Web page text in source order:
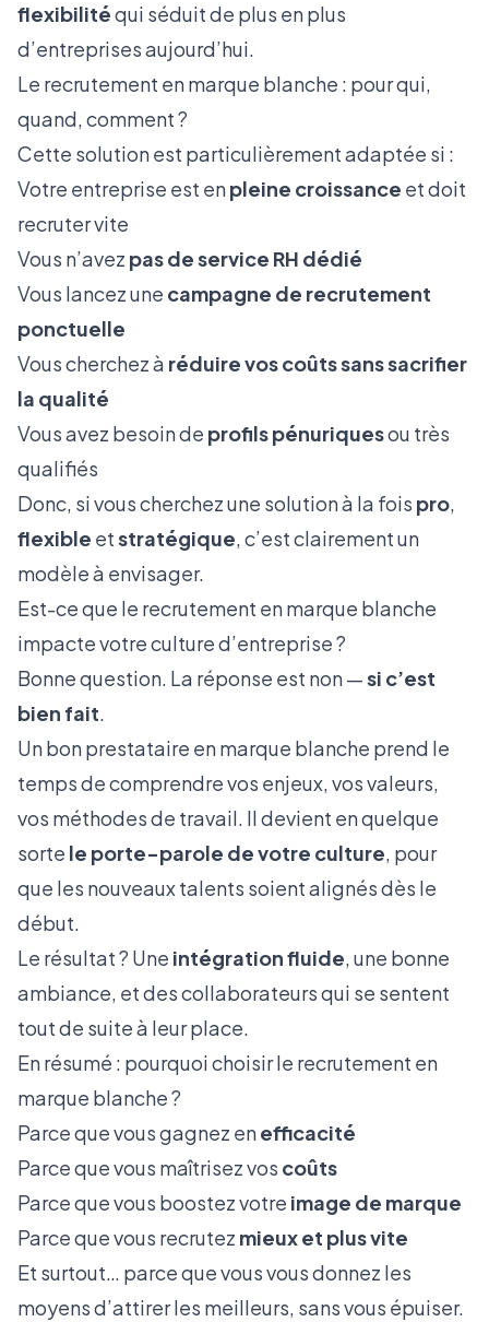
flexibilitéqui séduit de plus en plus
d’entreprises aujourd’hui.
Le recrutement en marque blanche : pour qui,
quand, comment ?
Cette solution est particulièrement adaptée si :
Votre entreprise est enpleine croissance et doit
recruter vite
Vous n’avez pas de service RH dédié
Vous lancez une campagne de recrutement
ponctuelle
Vous cherchez à réduire vos coûts sans sacrifier
la qualité
Vous avez besoin de profils pénuriquesou très
qualifiés
Donc, si vous cherchez une solution à la fois pro,
flexible etstratégique, c’est clairement un
modèle à envisager.
Est-ce que le recrutement en marque blanche
impacte votre culture d’entreprise ?
Bonne question. La réponse est non —si c’est
bien fait.
Un bon prestataire en marque blanche prend le
temps de comprendre vos enjeux, vos valeurs,
vos méthodes de travail. Il devient en quelque
sorte le porte-parole de votre culture, pour
que les nouveaux talents soient alignés dès le
début.
Le résultat ? Une intégration fluide, une bonne
ambiance, et des collaborateurs qui se sentent
tout de suite à leur place.
En résumé : pourquoi choisir le recrutement en
marque blanche ?
Parce que vous gagnez enefficacité
Parce que vous maîtrisez vos coûts
Parce que vous boostez votre image de marque
Parce que vous recrutez mieux et plus vite
Et surtout… parce que vous vous donnez les
moyens d’attirer les meilleurs, sans vous épuiser.